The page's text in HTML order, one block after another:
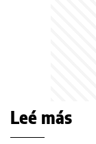
Leé más